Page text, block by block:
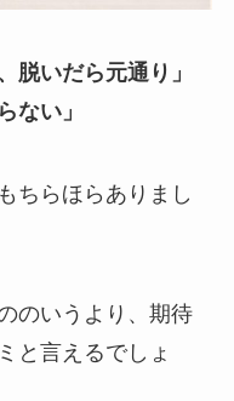
脱いだら元通り」
ない」
ちらほらありまし
のいうより、期待
と言えるでしょ